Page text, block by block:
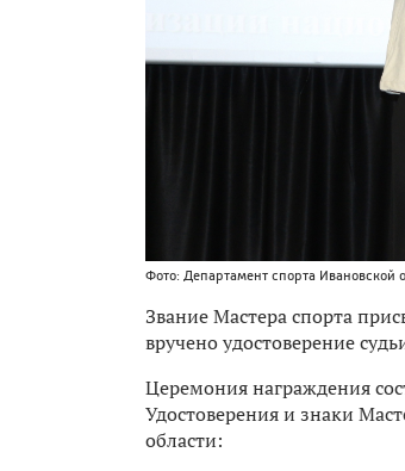
Фото: Департамент спорта Ивановской
Звание Мастера спорта
вручено удостоверение
Церемония награждения
Удостоверения и знаки
области: